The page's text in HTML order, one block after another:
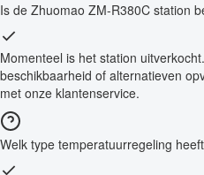
Is de Zhuomao ZM-R380C station
Momenteel is het station
beschikbaarheid of alternatieven
met onze klantenservice.
Welk type temperatuurregeling